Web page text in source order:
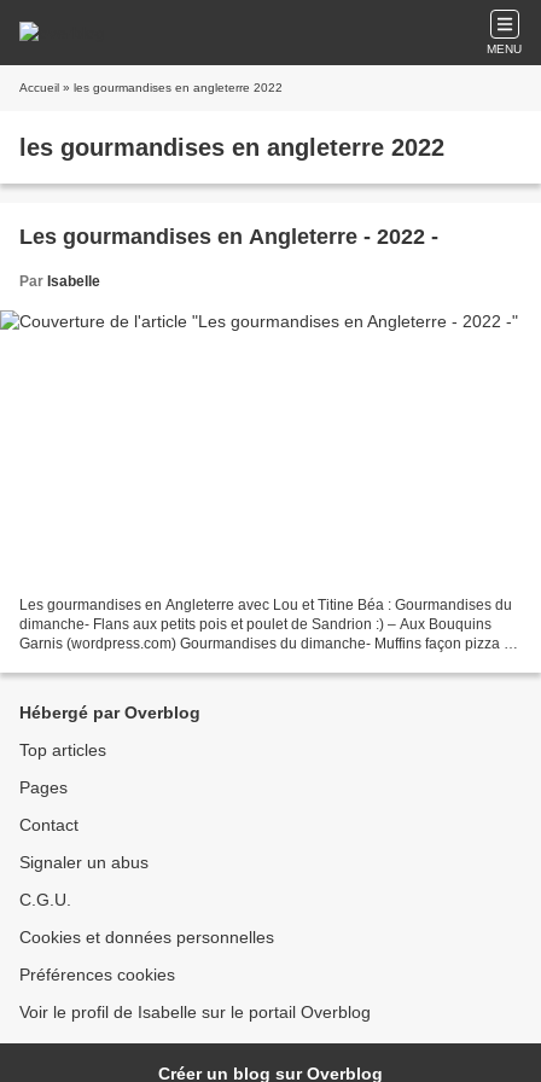
MENU
Accueil » les gourmandises en angleterre 2022
les gourmandises en angleterre 2022
Les gourmandises en Angleterre - 2022 -
Par Isabelle
Les gourmandises en Angleterre avec Lou et Titine Béa : Gourmandises du
dimanche- Flans aux petits pois et poulet de Sandrion :) – Aux Bouquins
Garnis (wordpress.com) Gourmandises du dimanche- Muffins façon pizza –
Hébergé par Overblog
Top articles
Pages
Contact
Signaler un abus
C.G.U.
Cookies et données personnelles
Préférences cookies
Voir le profil de Isabelle sur le portail Overblog
Créer un blog sur Overblog